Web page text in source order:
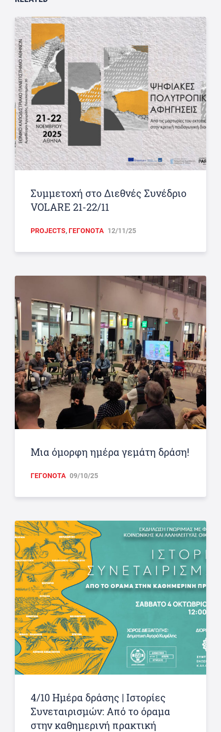
Συμμετοχή στο Διεθνές Συνέδριο
VOLARE 21-22/11
PROJECTS, ΓΕΓΟΝΟΤΑ 12/11/25
Μια όμορφη ημέρα γεμάτη δράση!
ΓΕΓΟΝΟΤΑ 09/10/25
4/10 Ημέρα δράσης | Ιστορίες
Συνεταιρισμών: Από το όραμα
στην καθημερινή πρακτική